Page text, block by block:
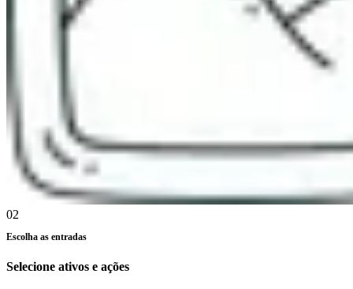
02
Escolha as entradas
Selecione ativos e ações